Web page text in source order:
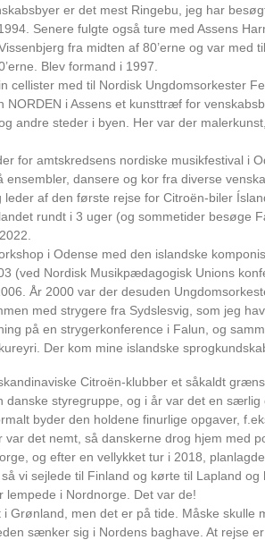
er det mest Ringebu, jeg har
Senere fulgte også ture med Assens
fra midten af 80’erne og var med
Blev formand i 1997.
cellister med til Nordisk Ungdomsorkester
NORDEN i Assens et kunsttræf for
andre steder i byen. Her var der
for amtskredsens nordiske musikfestival i
ensembler, dansere og kor fra diverse
leder af den første rejse for Citroën-biler
rundt i 3 uger (og sommetider besøge
i Odense med den islandske
(ved Nordisk Musikpædagogisk Unions
År 2000 var der desuden
med strygere fra Sydslesvig, som jeg
på en strygerkonference i Falun, og
Der kom mine islandske
Citroën-klubber et såkaldt
danske styregruppe, og i år var det en
byder den holdene finurlige opgaver,
var det nemt, så danskerne drog hjem med
og efter en vellykket tur i 2018,
vi sejlede til Finland og kørte til Lapland
lempede i Nordnorge. Det var de!
Grønland, men det er på tide. Måske skulle
sænker sig i Nordens baghave. At rejse